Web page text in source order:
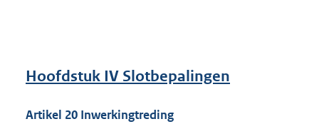
Hoofdstuk IV Slotbepalingen
Artikel 20 Inwerkingtreding